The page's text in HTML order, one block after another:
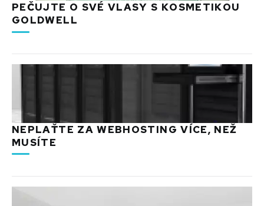
PEČUJTE O SVÉ VLASY S KOSMETIKOU
GOLDWELL
NEPLAŤTE ZA WEBHOSTING VÍCE, NEŽ
MUSÍTE